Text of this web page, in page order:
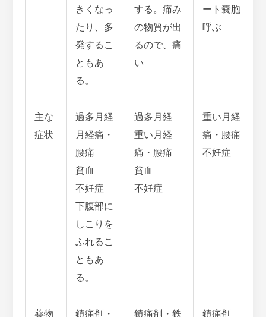
きくなっ
たり、多
発するこ
ともあ
る。
する。痛み
の物質が出
るので、痛
い
ート嚢胞と
呼ぶ
主な
症状
過多月経
月経痛・
腰痛
貧血
不妊症
下腹部に
しこりを
ふれるこ
ともあ
る。
過多月経
重い月経
痛・腰痛
貧血
不妊症
重い月経
痛・腰痛
不妊症
薬物 鎮痛剤・ 鎮痛剤・鉄 鎮痛剤